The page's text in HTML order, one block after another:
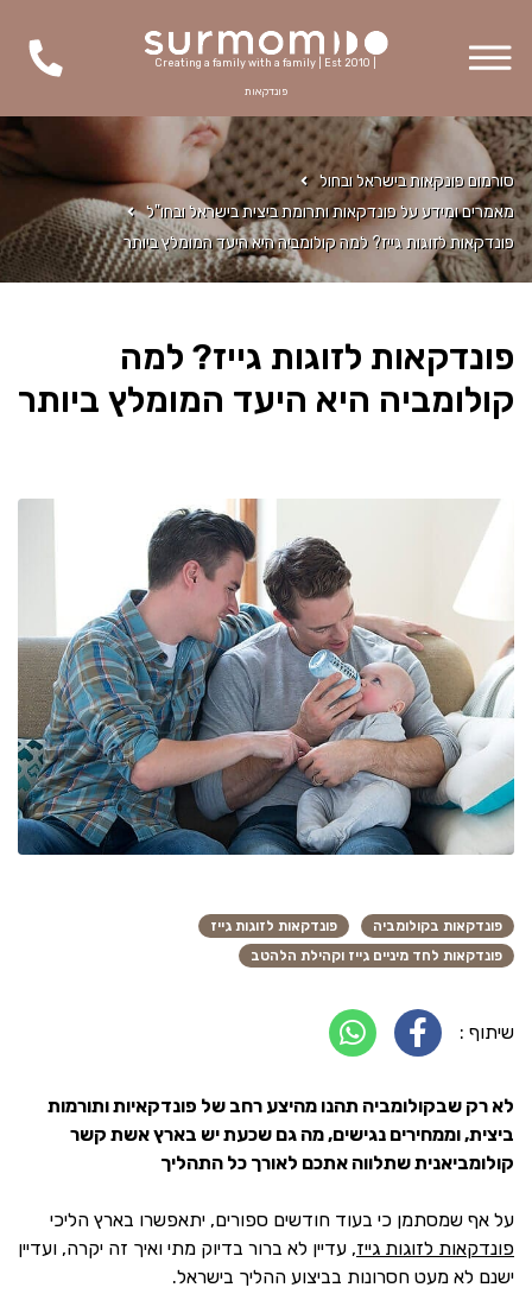
Creating a family with a family | Est 2010 |
פונדקאות
סורמום פונקאות בישראל ובחול
מאמרים ומידע על פונדקאות ותרומת ביצית בישראל ובחו"ל
פונדקאות לזוגות גייז? למה קולומביה היא היעד המומלץ ביותר
פונדקאות לזוגות גייז? למה
קולומביה היא היעד המומלץ ביותר
פונדקאות בקולומביה
פונדקאות לזוגות גייז
פונדקאות לחד מיניים גייז וקהילת הלהטב
שיתוף :
לא רק שבקולומביה תהנו מהיצע רחב של פונדקאיות ותורמות
ביצית, וממחירים נגישים, מה גם שכעת יש בארץ אשת קשר
קולומביאנית שתלווה אתכם לאורך כל התהליך
על אף שמסתמן כי בעוד חודשים ספורים, יתאפשרו בארץ הליכי
פונדקאות לזוגות גייז, עדיין לא ברור בדיוק מתי ואיך זה יקרה, ועדיין
ישנם לא מעט חסרונות בביצוע ההליך בישראל.